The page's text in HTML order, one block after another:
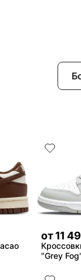
от 11
"Grey